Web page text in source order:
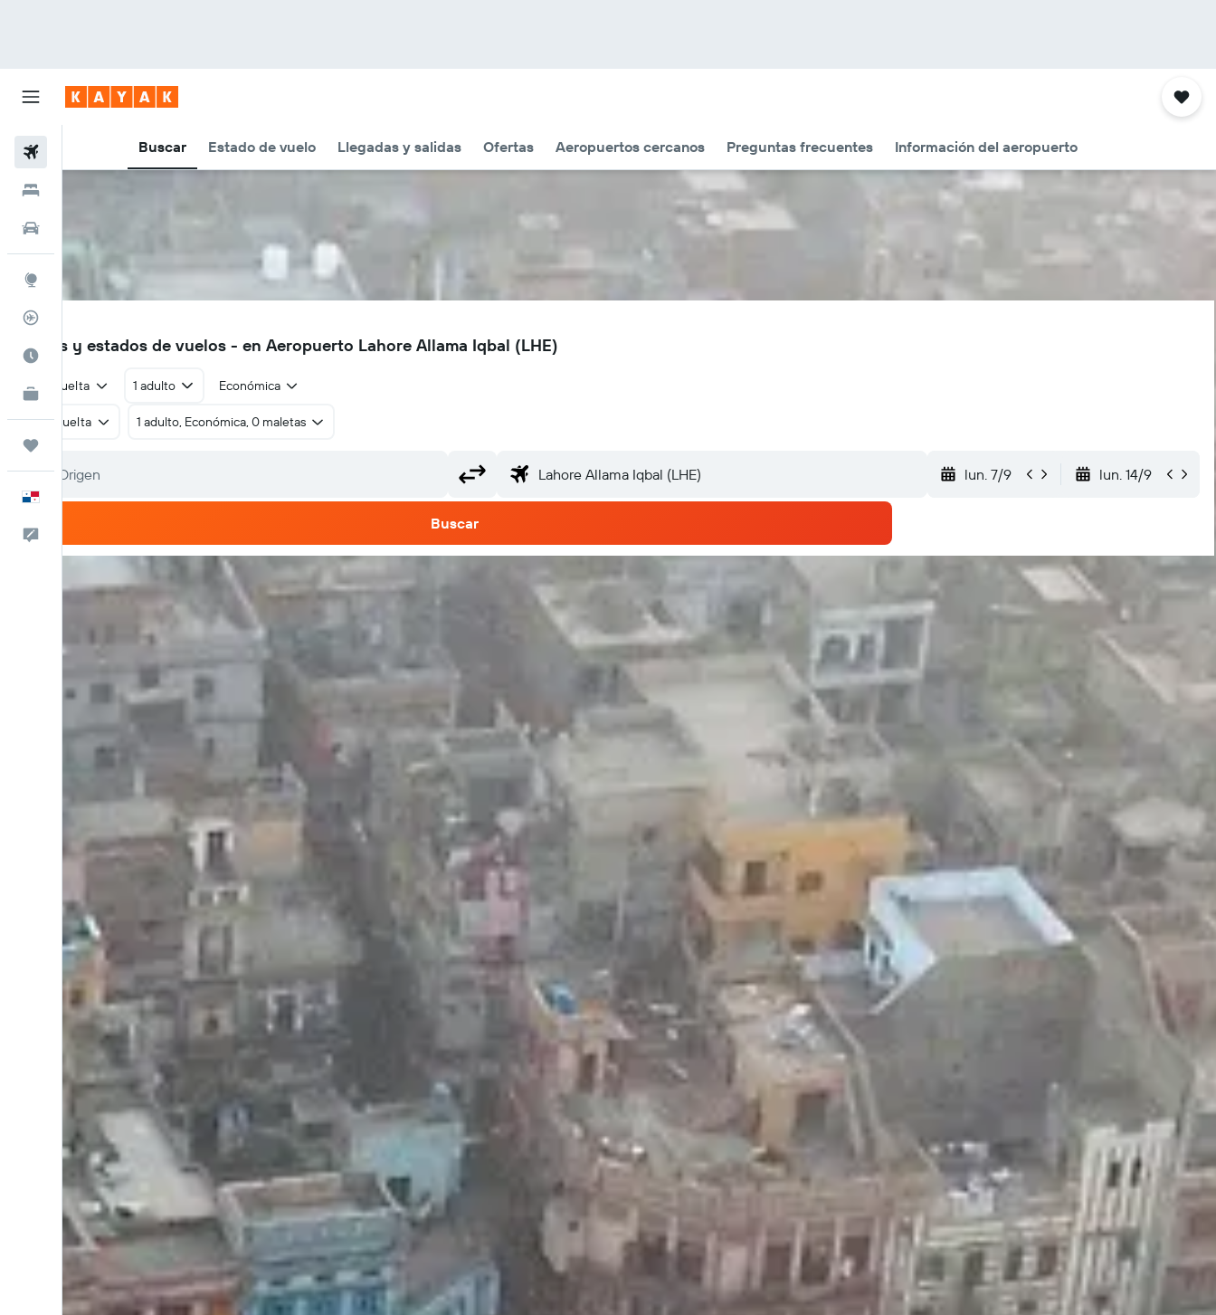
Buscar Estado de vuelo Llegadas y salidas Ofertas Aeropuertos cercanos Preguntas frecuentes Información del aeropuerto
Explore
Cuándo ir
KAYAK for Business
NUEVO
LHE
Vuelos y estados de vuelos - en Aeropuerto Lahore Allama Iqbal (LHE)
Ida y vuelta 1 adulto Económica
Ida y vuelta 1 adulto, Económica, 0 maletas
lun. 7/9 lun. 14/9
Buscar